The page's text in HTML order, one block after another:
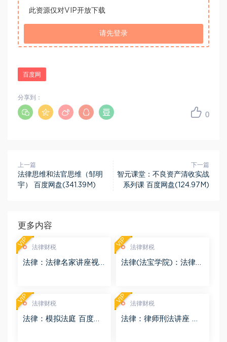
此资源仅对VIP开放下载
请先登录
百度网
0
分享到：
上一篇
法律思维和法官思维（邹明
宇） 百度网盘(341.39M)
下一篇
智元课堂：不良资产清收实战
系列课 百度网盘(124.97M)
更多内容
法律财税
法律：法律名家讲座视
VIP 法律财税
法律(法宝学院)：法律信
VIP
法律财税
法律：模拟法庭 百度网
VIP 法律财税
法律：律师刑法讲座 百
VIP